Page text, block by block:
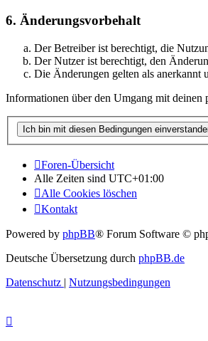
6. Änderungsvorbehalt
Der Betreiber ist berechtigt, die
Der Nutzer ist berechtigt, den
Die Änderungen gelten als anerkannt
Informationen über den Umgang mit deinen
Foren-Übersicht
Alle Zeiten sind UTC+01:00
Alle Cookies löschen
Kontakt
Powered by phpBB® Forum Software ©
Deutsche Übersetzung durch phpBB.de
Datenschutz | Nutzungsbedingungen